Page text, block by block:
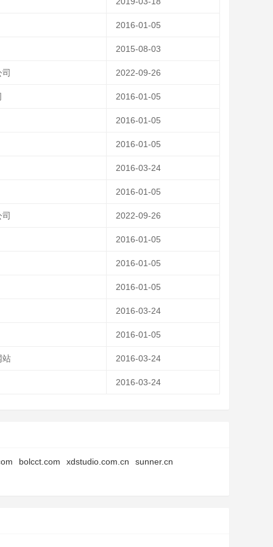
2016-01-05
2015-08-03
2022-09-26
2016-01-05
2016-01-05
2016-01-05
2016-03-24
2016-01-05
2022-09-26
2016-01-05
2016-01-05
2016-01-05
2016-03-24
2016-01-05
站 2016-03-24
2016-03-24
bolcct.com xdstudio.com.cn sunner.cn